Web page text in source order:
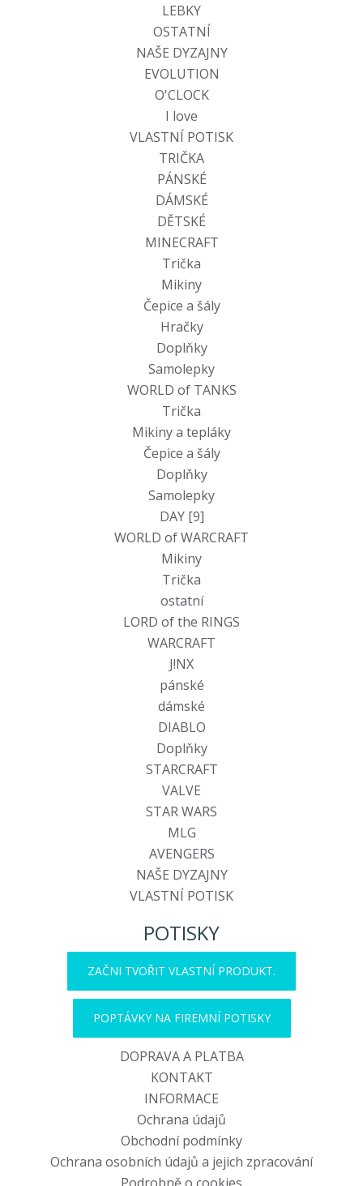
LEBKY
OSTATNÍ
NAŠE DYZAJNY
EVOLUTION
O'CLOCK
I love
VLASTNÍ POTISK
TRIČKA
PÁNSKÉ
DÁMSKÉ
DĚTSKÉ
MINECRAFT
Trička
Mikiny
Čepice a šály
Hračky
Doplňky
Samolepky
WORLD of TANKS
Trička
Mikiny a tepláky
Čepice a šály
Doplňky
Samolepky
DAY [9]
WORLD of WARCRAFT
Mikiny
Trička
ostatní
LORD of the RINGS
WARCRAFT
J!NX
pánské
dámské
DIABLO
Doplňky
STARCRAFT
VALVE
STAR WARS
MLG
AVENGERS
NAŠE DYZAJNY
VLASTNÍ POTISK
POTISKY
ZAČNI TVOŘIT VLASTNÍ PRODUKT.
POPTÁVKY NA FIREMNÍ POTISKY
DOPRAVA A PLATBA
KONTAKT
INFORMACE
Ochrana údajů
Obchodní podmínky
Ochrana osobních údajů a jejich zpracování